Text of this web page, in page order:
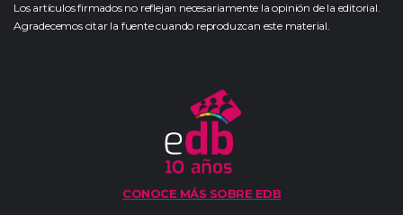
Los artículos firmados no reflejan necesariamente la opinión de la editorial.
Agradecemos citar la fuente cuando reproduzcan este material.
CONOCE MÁS SOBRE EDB